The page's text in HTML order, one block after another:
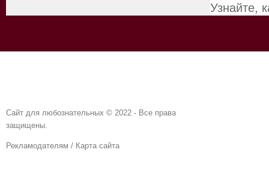
Узнайте,
Сайт для любознательных © 2022 - Все права
защищены.
Рекламодателям / Карта сайта